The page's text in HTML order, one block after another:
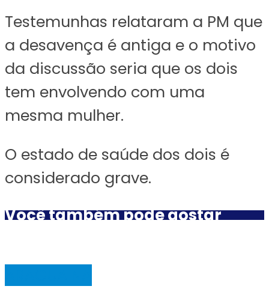
Testemunhas relataram a PM que
a desavença é antiga e o motivo
da discussão seria que os dois
tem envolvendo com uma
mesma mulher.
O estado de saúde dos dois é
considerado grave.
Você também pode gostar